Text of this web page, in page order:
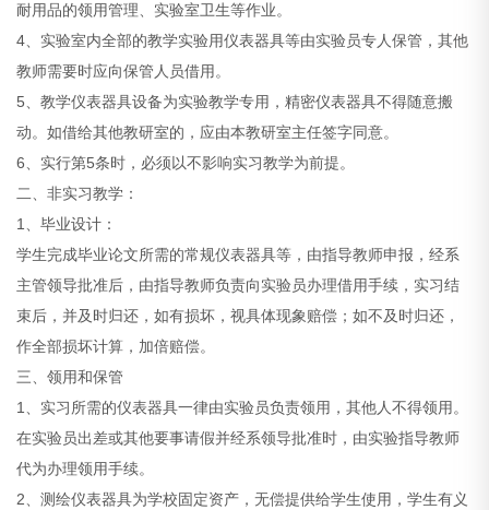
耐用品的领用管理、实验室卫生等作业。
4、实验室内全部的教学实验用仪表器具等由实验员专人保管，其他
教师需要时应向保管人员借用。
5、教学仪表器具设备为实验教学专用，精密仪表器具不得随意搬
动。如借给其他教研室的，应由本教研室主任签字同意。
6、实行第5条时，必须以不影响实习教学为前提。
二、非实习教学：
1、毕业设计：
学生完成毕业论文所需的常规仪表器具等，由指导教师申报，经系
主管领导批准后，由指导教师负责向实验员办理借用手续，实习结
束后，并及时归还，如有损坏，视具体现象赔偿；如不及时归还，
作全部损坏计算，加倍赔偿。
三、领用和保管
1、实习所需的仪表器具一律由实验员负责领用，其他人不得领用。
在实验员出差或其他要事请假并经系领导批准时，由实验指导教师
代为办理领用手续。
2、测绘仪表器具为学校固定资产，无偿提供给学生使用，学生有义